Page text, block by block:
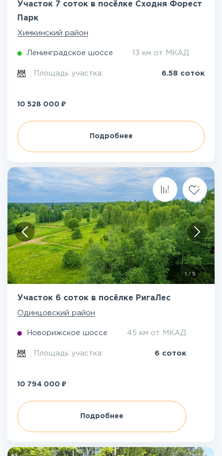
Участок 7 соток в посёлке Сходня Форест
Парк
Химкинский район
Ленинградское шоссе 13 км от МКАД
Площадь участка: 6.58 соток
10 528 000 ₽
Подробнее
1 /5
Участок 6 соток в посёлке РигаЛес
Одинцовский район
Новорижское шоссе 45 км от МКАД
Площадь участка: 6 соток
10 794 000 ₽
Подробнее